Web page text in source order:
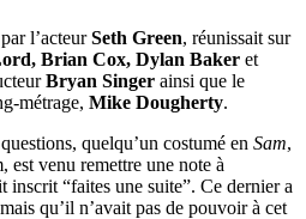
l’acteurSeth Green, réunissait sur
Brian Cox, Dylan Baker et
Bryan Singer ainsi que le
métrage, Mike Dougherty.
quelqu’un costumé en Sam,
est venu remettre une note à
inscrit “faites une suite”. Ce dernier a
qu’il n’avait pas de pouvoir à cet